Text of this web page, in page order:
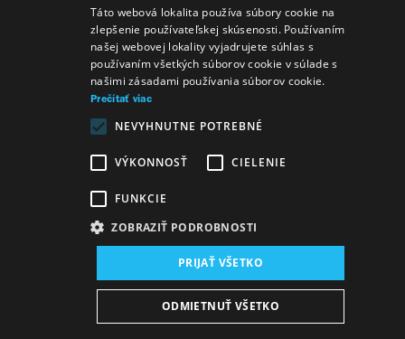
Georg Büchner
Vojcek
Táto webová lokalita používa súbory cookie na
zlepšenie používateľskej skúsenosti. Používaním
našej webovej lokality vyjadrujete súhlas s
používaním všetkých súborov cookie v súlade s
našimi zásadami používania súborov cookie.
Prečítať viac
NEVYHNUTNE POTREBNÉ
VÝKONNOSŤ CIELENIE
FUNKCIE
ZOBRAZIŤ PODROBNOSTI
PRIJAŤ VŠETKO
ODMIETNUŤ VŠETKO